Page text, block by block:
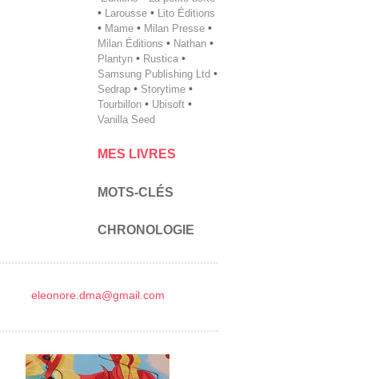
• Larousse • Lito Éditions
• Mame • Milan Presse •
Milan ­Éditions • Nathan •
Plantyn • Rustica •
Samsung Publishing Ltd •
Sedrap • Storytime •
Tourbillon • Ubisoft •
Vanilla Seed
MES LIVRES
MOTS-CLÉS
CHRONOLOGIE
eleonore.dma@gmail.com